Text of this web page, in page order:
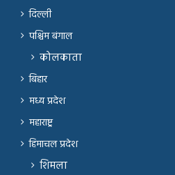
दिल्ली
पश्चिम बंगाल
कोलकाता
बिहार
मध्य प्रदेश
महाराष्ट्र
हिमाचल प्रदेश
शिमला